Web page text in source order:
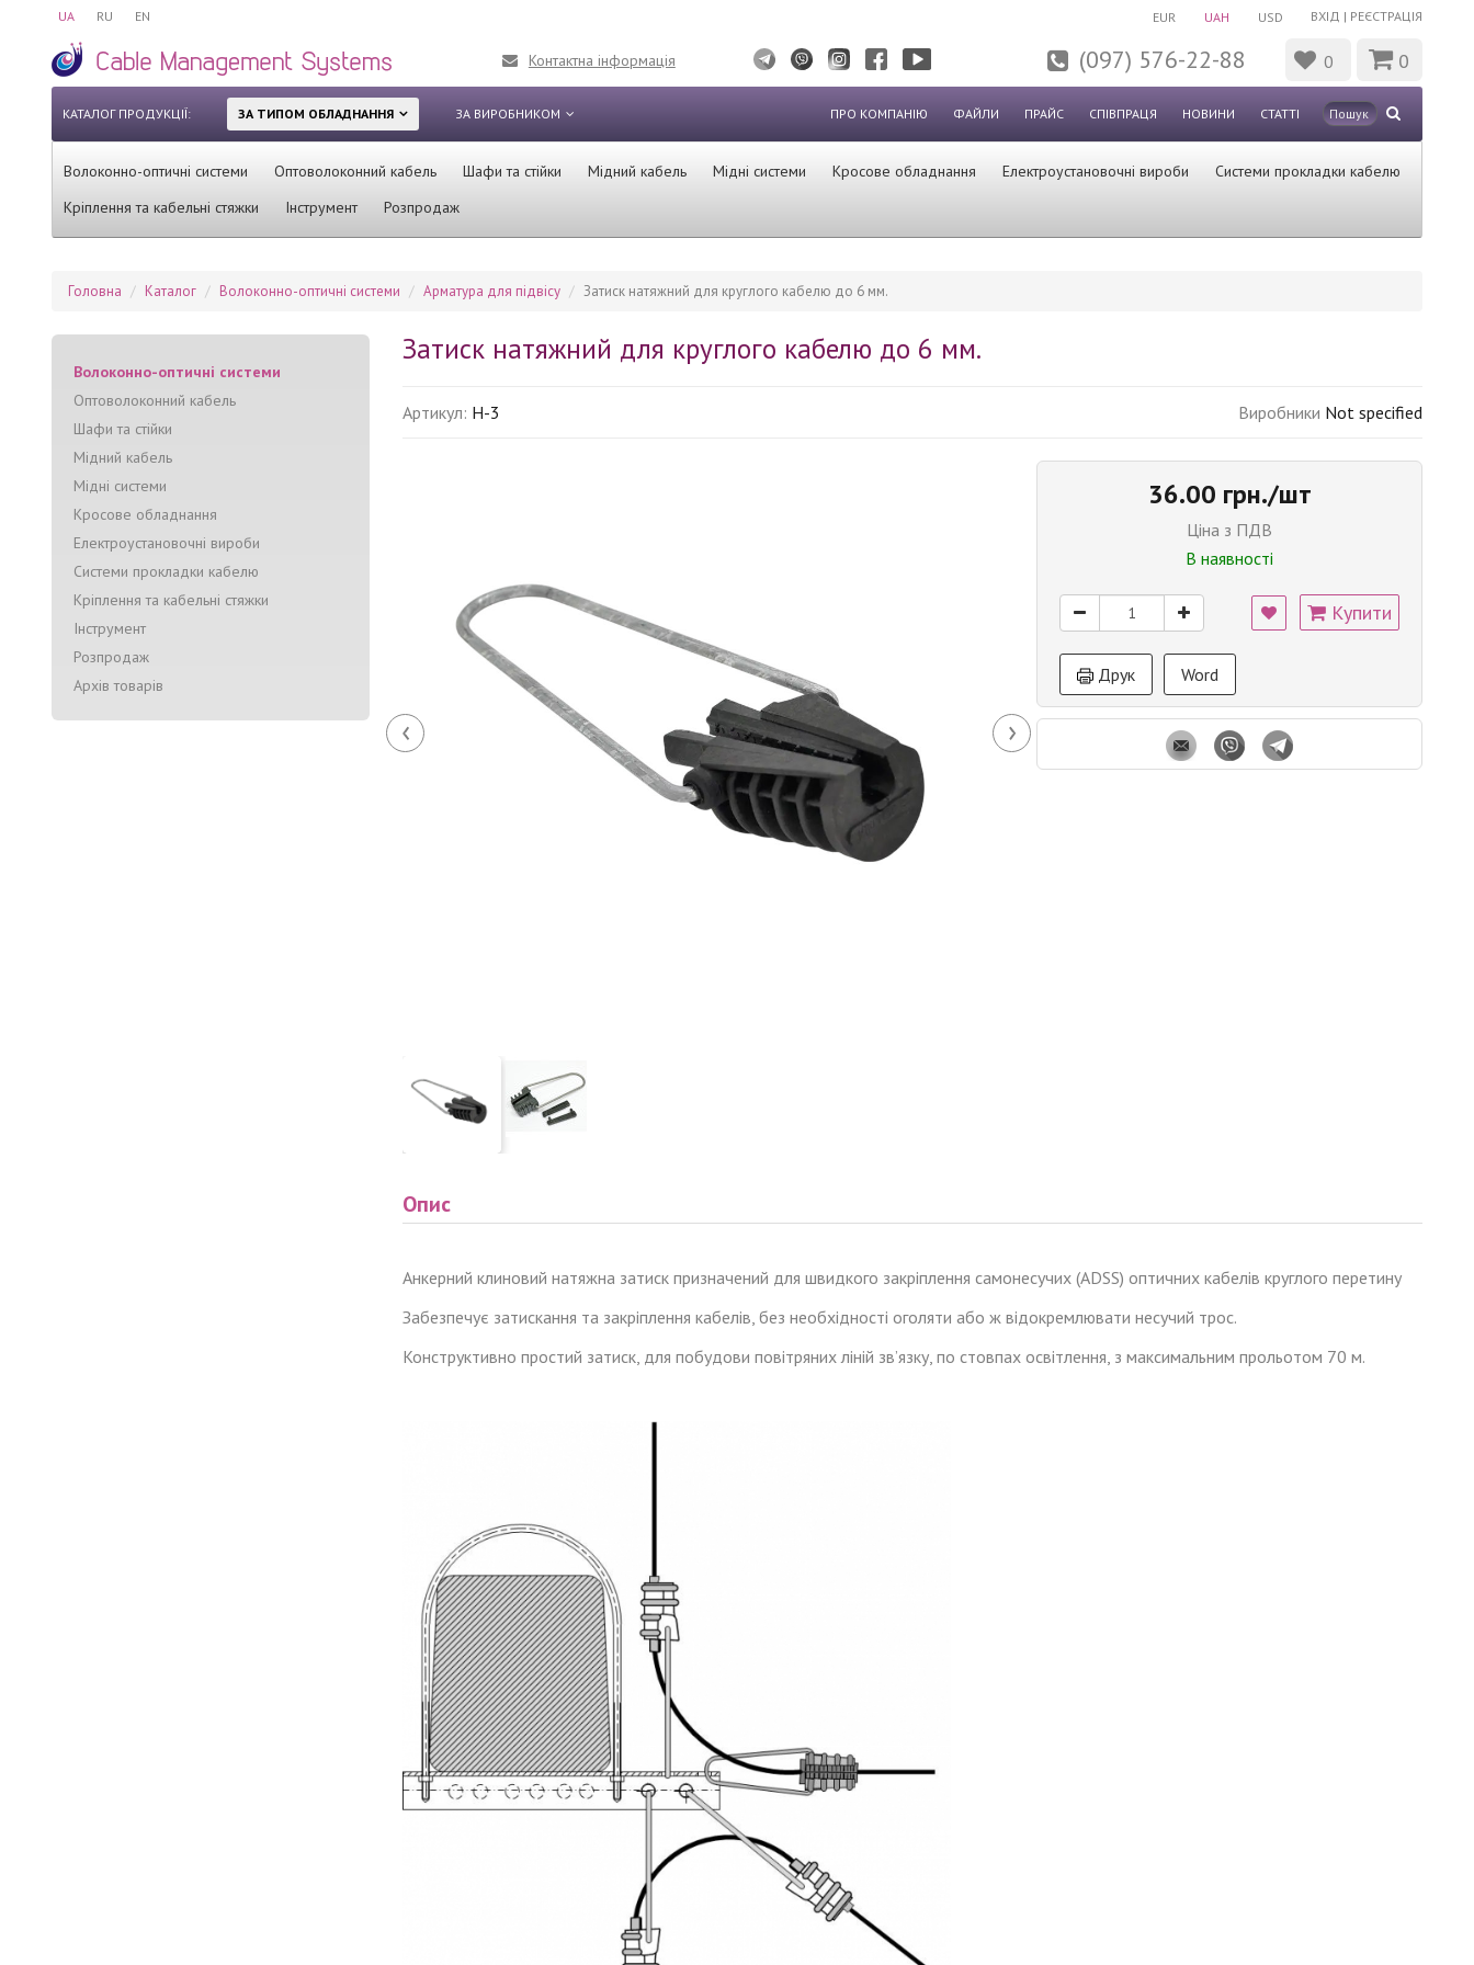
UA RU EN ВХІД | РЕЄСТРАЦІЯ
EUR UAH USD
Контактна інформація (097) 576-22-88 0 0
КАТАЛОГ ПРОДУКЦІЇ: ЗА ТИПОМ ОБЛАДНАННЯ ЗА ВИРОБНИКОМ ПРО КОМПАНІЮ ФАЙЛИ ПРАЙС СПІВПРАЦЯ НОВИНИ СТАТТІ
Волоконно-оптичні системи Оптоволоконний кабель Шафи та стійки Мідний кабель Мідні системи Кросове обладнання Електроустановочні вироби
Системи прокладки кабелю
Кріплення та кабельні стяжки
Інструмент Розпродаж
Головна Каталог Волоконно-оптичні системи Арматура для підвісу Затиск натяжний для круглого кабелю до 6 мм.
Волоконно-оптичні системи
Оптоволоконний кабель
Шафи та стійки
Мідний кабель
Мідні системи
Кросове обладнання
Електроустановочні вироби
Системи прокладки кабелю
Кріплення та кабельні стяжки
Інструмент
Розпродаж
Архів товарів
Затиск натяжний для круглого кабелю до 6 мм.
Артикул: H-3 Виробники Not specified
‹ ›
36.00 грн./шт
Ціна з ПДВ
В наявності
Купити
Друк Word
Опис
Анкерний клиновий натяжна затиск призначений для швидкого закріплення самонесучих (ADSS) оптичних кабелів круглого перетину
Забезпечує затискання та закріплення кабелів, без необхідності оголяти або ж відокремлювати несучий трос.
Конструктивно простий затиск, для побудови повітряних ліній зв’язку, по стовпах освітлення, з максимальним прольотом 70 м.